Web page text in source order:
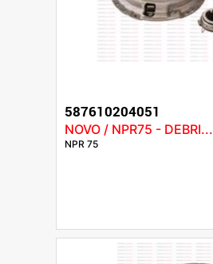
587610204051
NOVO / NPR75 - DEBRI...
NPR 75